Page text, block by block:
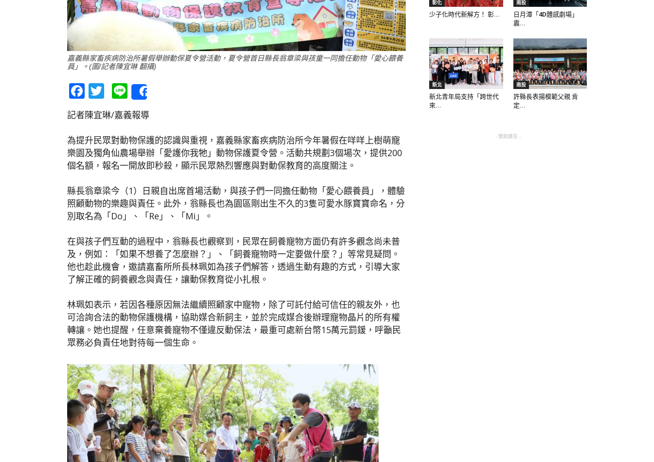
聞
嘉義縣家畜疾病防治所暑假舉辦動保夏令營活動，夏令營首日縣長翁章梁與孩童一同擔任動物「愛心餵養
員」。(圖/記者陳宜琳 翻攝)
Facebook
Twitter
Line
記者陳宜琳/嘉義報導
為提升民眾對動物保護的認識與重視，嘉義縣家畜疾病防治所今年暑假在咩咩上樹萌寵
樂園及獨角仙農場舉辦「愛護你我牠」動物保護夏令營。活動共規劃3個場次，提供200
個名額，報名一開放即秒殺，顯示民眾熱烈響應與對動保教育的高度關注。
縣長翁章梁今（1）日親自出席首場活動，與孩子們一同擔任動物「愛心餵養員」，體驗
照顧動物的樂趣與責任。此外，翁縣長也為園區剛出生不久的3隻可愛水豚寶寶命名，分
別取名為「Do」、「Re」、「Mi」。
在與孩子們互動的過程中，翁縣長也觀察到，民眾在飼養寵物方面仍有許多觀念尚未普
及，例如：「如果不想養了怎麼辦？」、「飼養寵物時一定要做什麼？」等常見疑問。
他也趁此機會，邀請嘉畜所所長林珮如為孩子們解答，透過生動有趣的方式，引導大家
了解正確的飼養觀念與責任，讓動保教育從小扎根。
林珮如表示，若因各種原因無法繼續照顧家中寵物，除了可託付給可信任的親友外，也
可洽詢合法的動物保護機構，協助媒合新飼主，並於完成媒合後辦理寵物晶片的所有權
轉讓。她也提醒，任意棄養寵物不僅違反動保法，最重可處新台幣15萬元罰鍰，呼籲民
眾務必負責任地對待每一個生命。
彰化
少子化時代新解方！ 彰...
南投
日月潭「4D體感劇場」
震...
新北
新北青年局支持「跨世代
來...
南投
許縣長表揚模範父親 肯
定...
- 贊助廣告 -